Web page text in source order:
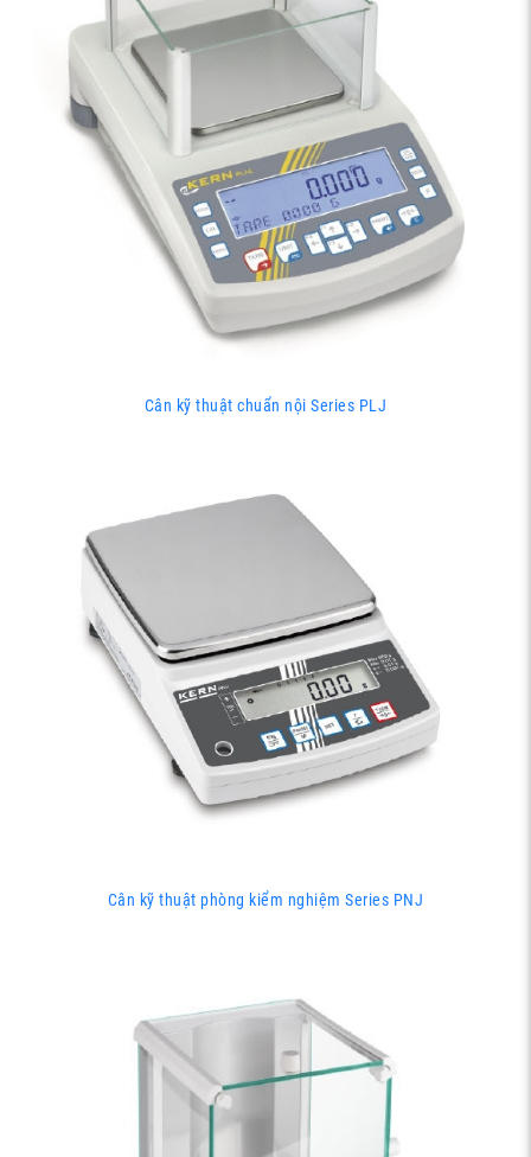
Cân kỹ thuật chuẩn nội Series PLJ
Cân kỹ thuật phòng kiểm nghiệm Series PNJ